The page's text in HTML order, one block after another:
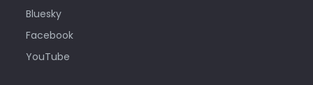
Bluesky
Facebook
YouTube